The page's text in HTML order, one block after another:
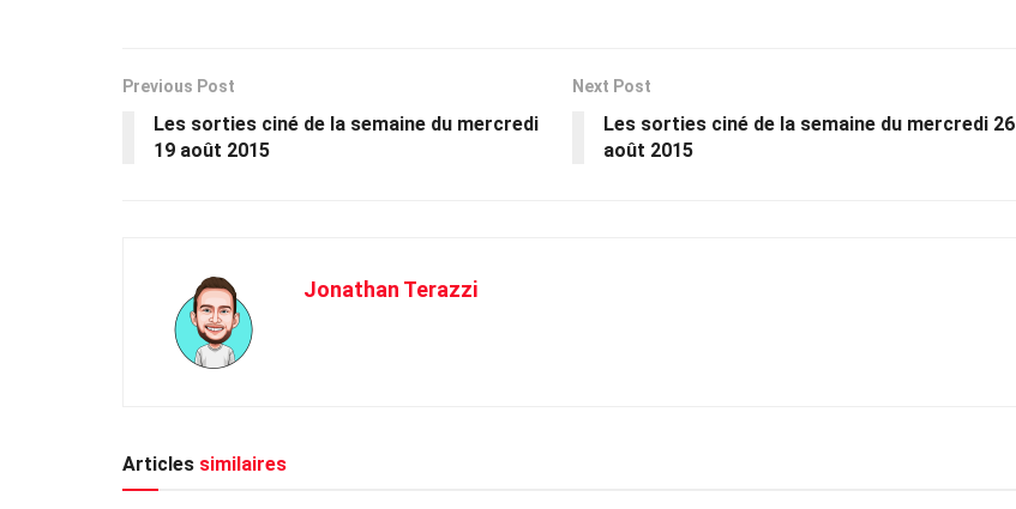
Previous Post
Les sorties ciné de la semaine du mercredi
19 août 2015
Next Post
Les sorties ciné de la semaine du mercredi 26
août 2015
Jonathan Terazzi
Articles similaires